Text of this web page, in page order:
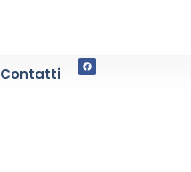
Contatti